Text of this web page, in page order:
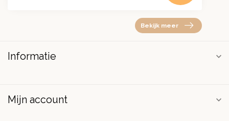
Bekijk meer
Informatie
Mijn account